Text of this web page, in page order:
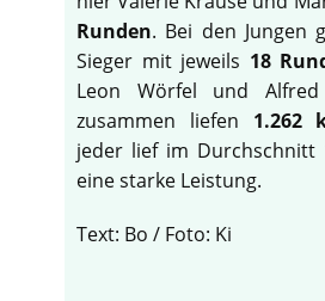
Runden. Bei den Jungen
Sieger mit jeweils 18
Leon Wörfel und
zusammen liefen 1.262
jeder lief im Durchschnitt
eine starke Leistung.
Text: Bo / Foto: Ki